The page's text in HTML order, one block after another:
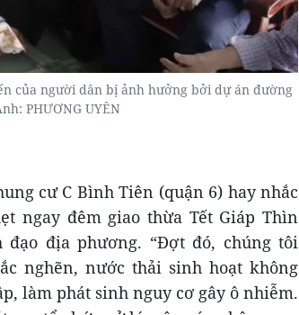
của người dân bị ảnh hưởng bởi dự án đường
PHƯƠNG UYÊN
cư C Bình Tiên (quận 6) hay nhắc
ngay đêm giao thừa Tết Giáp Thìn
đạo địa phương. “Đợt đó, chúng tôi
nghẽn, nước thải sinh hoạt không
làm phát sinh nguy cơ gây ô nhiễm.